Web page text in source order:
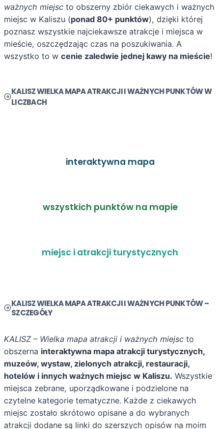
ważnych miejsc to obszerny zbiór ciekawych i ważnych
miejsc w Kaliszu (ponad 80+ punktów), dzięki której
poznasz wszystkie najciekawsze atrakcje i miejsca w
mieście, oszczędzając czas na poszukiwania. A
wszystko to w cenie zaledwie jednej kawy na mieście!
KALISZ WIELKA MAPA ATRAKCJI I WAŻNYCH PUNKTÓW W
LICZBACH
interaktywna mapa
wszystkich punktów na mapie
miejsc i atrakcji turystycznych
KALISZ WIELKA MAPA ATRAKCJI I WAŻNYCH PUNKTÓW –
SZCZEGÓŁY
KALISZ – Wielka mapa atrakcji i ważnych miejsc to
obszerna interaktywna mapa atrakcji turystycznych,
muzeów, wystaw, zielonych atrakcji, restauracji,
hotelów i innych ważnych miejsc w Kaliszu. Wszystkie
miejsca zebrane, uporządkowane i podzielone na
czytelne kategorie tematyczne. Każde z ciekawych
miejsc zostało skrótowo opisane a do wybranych
atrakcji dodane są linki do szerszych opisów na moim